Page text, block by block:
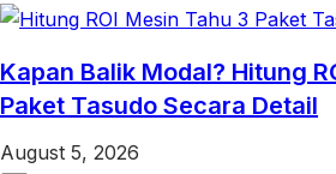
Kapan Balik Modal? Hitung
Paket Tasudo Secara Detail
August 5, 2026